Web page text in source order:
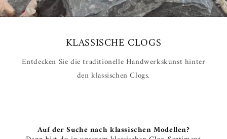
KLASSISCHE CLOGS
Entdecken Sie die traditionelle Handwerkskunst hinter
den klassischen Clogs.
Auf der Suche nach klassischen Modellen?